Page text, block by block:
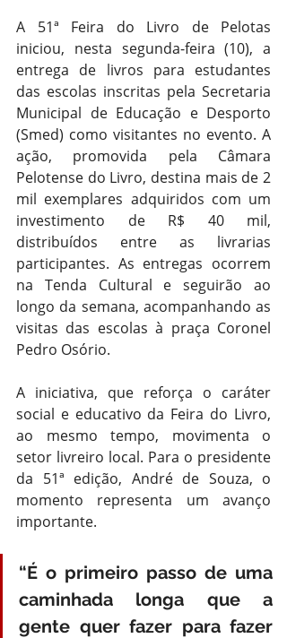
A 51ª Feira do Livro de Pelotas
iniciou, nesta segunda-feira (10), a
entrega de livros para estudantes
das escolas inscritas pela Secretaria
Municipal de Educação e Desporto
(Smed) como visitantes no evento. A
ação, promovida pela Câmara
Pelotense do Livro, destina mais de 2
mil exemplares adquiridos com um
investimento de R$ 40 mil,
distribuídos entre as livrarias
participantes. As entregas ocorrem
na Tenda Cultural e seguirão ao
longo da semana, acompanhando as
visitas das escolas à praça Coronel
Pedro Osório.
A iniciativa, que reforça o caráter
social e educativo da Feira do Livro,
ao mesmo tempo, movimenta o
setor livreiro local. Para o presidente
da 51ª edição, André de Souza, o
momento representa um avanço
importante.
“É o primeiro passo de uma
caminhada longa que a
gente quer fazer para fazer